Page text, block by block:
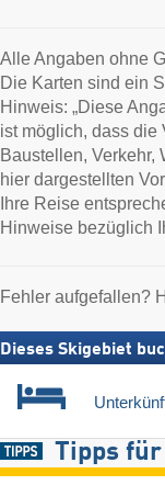
Alle Angaben ohne
Die Karten sind ein
Hinweis: „Diese
ist möglich, dass die
Baustellen, Verkehr,
hier dargestellten
Ihre Reise
Hinweise bezüglich
Fehler aufgefallen?
Dieses Skigebiet
Tipps